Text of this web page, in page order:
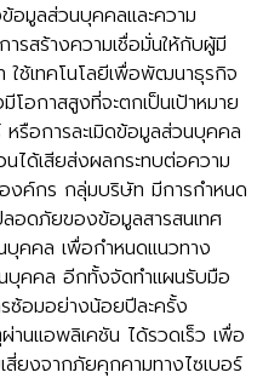
อมูลส่วนบุคคลและความ
รสร้างความเชื่อมั่นให้กับผู้มี
ใช้เทคโนโลยีเพื่อพัฒนาธุรกิจ
อกาสสูงที่จะตกเป็นเป้าหมาย
รือการละเมิดข้อมูลส่วนบุคคล
ได้เสียส่งผลกระทบต่อความ
องค์กร กลุ่มบริษัท มีการกำหนด
อดภัยของข้อมูลสารสนเทศ
คคล เพื่อกำหนดแนวทาง
บุคคล อีกทั้งจัดทำแผนรับมือ
ซ้อมอย่างน้อยปีละครั้ง
านแอพลิเคชัน ได้รวดเร็ว เพื่อ
ยงจากภัยคุกคามทางไซเบอร์